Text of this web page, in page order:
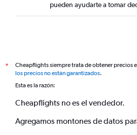
pueden ayudarte a tomar
*
Cheapflights siempre trata de obtener precios
los precios no están garantizados.
Esta es la razón:
Cheapflights no es el vendedor.
Agregamos montones de datos